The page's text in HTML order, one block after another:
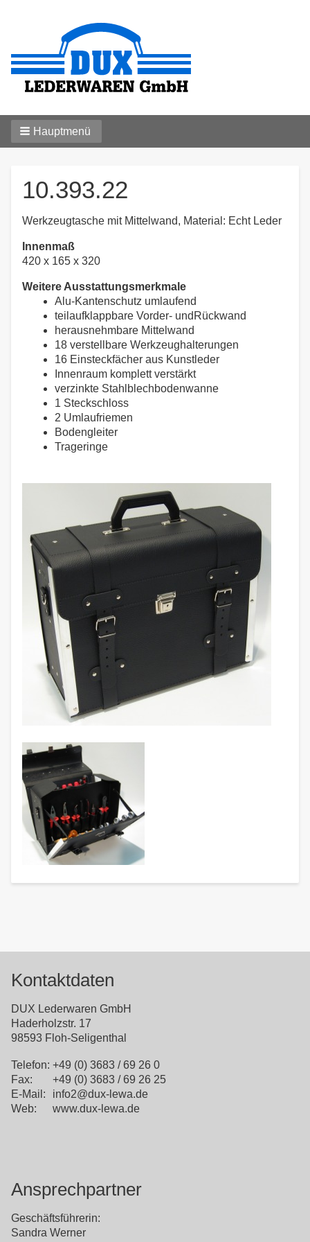
Hauptmenü
10.393.22
Werkzeugtasche mit Mittelwand, Material: Echt Leder
Innenmaß
420 x 165 x 320
Weitere Ausstattungsmerkmale
Alu-Kantenschutz umlaufend
teilaufklappbare Vorder- undRückwand
herausnehmbare Mittelwand
18 verstellbare Werkzeughalterungen
16 Einsteckfächer aus Kunstleder
Innenraum komplett verstärkt
verzinkte Stahlblechbodenwanne
1 Steckschloss
2 Umlaufriemen
Bodengleiter
Trageringe
Kontaktdaten
DUX Lederwaren GmbH
Haderholzstr. 17
98593 Floh-Seligenthal
Telefon: +49 (0) 3683 / 69 26 0
Fax:
+49 (0) 3683 / 69 26 25
E-Mail:
info2@dux-lewa.de
Web:
www.dux-lewa.de
Ansprechpartner
Geschäftsführerin:
Sandra Werner